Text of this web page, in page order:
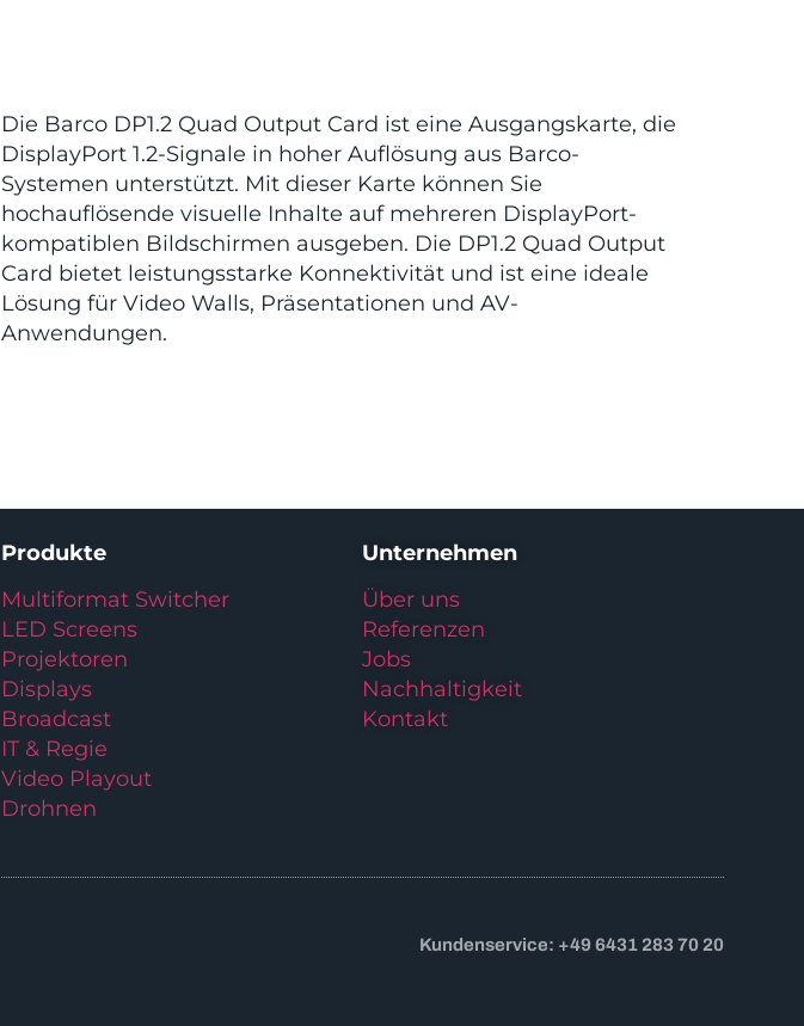
Die Barco DP1.2 Quad Output Card ist eine Ausgangskarte, die
DisplayPort 1.2-Signale in hoher Auflösung aus Barco-
Systemen unterstützt. Mit dieser Karte können Sie
hochauflösende visuelle Inhalte auf mehreren DisplayPort-
kompatiblen Bildschirmen ausgeben. Die DP1.2 Quad Output
Card bietet leistungsstarke Konnektivität und ist eine ideale
Lösung für Video Walls, Präsentationen und AV-
Anwendungen.
Produkte
Multiformat Switcher
LED Screens
Projektoren
Displays
Broadcast
IT & Regie
Video Playout
Drohnen
Unternehmen
Über uns
Referenzen
Jobs
Nachhaltigkeit
Kontakt
Kundenservice: +49 6431 283 70 20